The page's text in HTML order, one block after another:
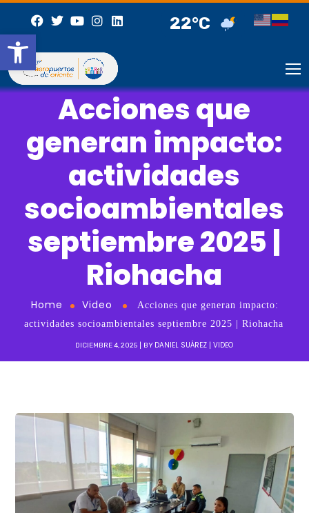
Abrir barra de herramientas
22°C
Acciones que
generan impacto:
actividades
socioambientales
septiembre 2025 |
Riohacha
Home Video
Acciones que generan impacto:
actividades socioambientales septiembre 2025 | Riohacha
DICIEMBRE 4, 2025 BY DANIEL SUÁREZ VIDEO